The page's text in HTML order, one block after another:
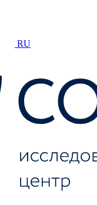
RU